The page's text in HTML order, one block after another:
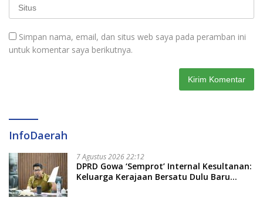
Simpan nama, email, dan situs web saya pada peramban ini
untuk komentar saya berikutnya.
InfoDaerah
7 Agustus 2026 22:12
DPRD Gowa ‘Semprot’ Internal Kesultanan:
Keluarga Kerajaan Bersatu Dulu Baru